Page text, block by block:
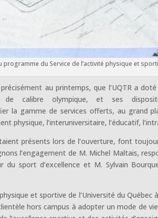
programme du Service de l’activité physique et
au printemps, que l’UQTR a
calibre olympique, et ses
la gamme de services offerts, au grand
physique, l’interuniversitaire, l’éducatif,
présents lors de l’ouverture, font
l’engagement de M. Michel Maltais,
du sport d’excellence et M. Sylvain
et sportive de l’Université du Québec
hors campus à adopter un mode de